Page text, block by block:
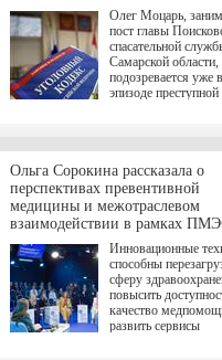
Олег Моцарь,
пост главы
спасательной
Самарской области,
подозревается уже
эпизоде преступной
а сам он
Ольга Сорокина рассказала о
перспективах превентивной
медицины и межотраслевом
взаимодействии в рамках
Инновационные
способны
сферу
повысить
качество
развить сервисы